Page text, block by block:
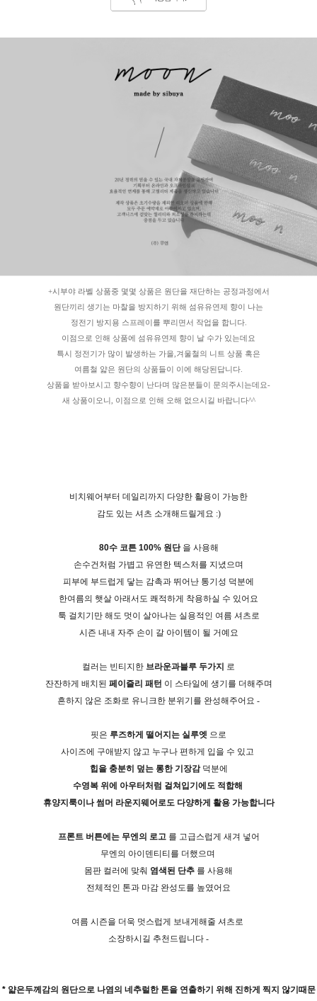
+시부야 라벨 상품중 몇몇 상품은 원단을 재단하는 공정과정에서
원단끼리 생기는 마찰을 방지하기 위해 섬유유연제 향이 나는
정전기 방지용 스프레이를 뿌리면서 작업을 합니다.
이점으로 인해 상품에 섬유유연제 향이 날 수가 있는데요
특시 정전기가 많이 발생하는 가을,겨울철의 니트 상품 혹은
여름철 얇은 원단의 상품들이 이에 해당된답니다.
상품을 받아보시고 향수향이 난다며 많은분들이 문의주시는데요-
새 상품이오니, 이점으로 인해 오해 없으시길 바랍니다^^
비치웨어부터 데일리까지 다양한 활용이 가능한
감도 있는 셔츠 소개해드릴게요 :)
80수 코튼 100% 원단을 사용해
손수건처럼 가볍고 유연한 텍스처를 지녔으며
피부에 부드럽게 닿는 감촉과 뛰어난 통기성 덕분에
한여름의 햇살 아래서도 쾌적하게 착용하실 수 있어요
툭 걸치기만 해도 멋이 살아나는 실용적인 여름 셔츠로
시즌 내내 자주 손이 갈 아이템이 될 거예요
컬러는 빈티지한 브라운과블루 두가지 로
잔잔하게 배치된 페이즐리 패턴 이 스타일에 생기를 더해주며
흔하지 않은 조화로 유니크한 분위기를 완성해주어요 -
핏은 루즈하게 떨어지는 실루엣 으로
사이즈에 구애받지 않고 누구나 편하게 입을 수 있고
힙을 충분히 덮는 롱한 기장감덕분에
수영복 위에 아우터처럼 걸쳐입기에도 적합해
휴양지룩이나 썸머 라운지웨어로도 다양하게 활용 가능합니다
프론트 버튼에는 무엔의 로고를 고급스럽게 새겨 넣어
무엔의 아이덴티티를 더했으며
몸판 컬러에 맞춰 염색된 단추 를 사용해
전체적인 톤과 마감 완성도를 높였어요
여름 시즌을 더욱 멋스럽게 보내게해줄 셔츠로
소장하시길 추천드립니다 -
* 얇은두께감의 원단으로 나염의 네추럴한 톤을 연출하기 위해 진하게 찍지 않기때문